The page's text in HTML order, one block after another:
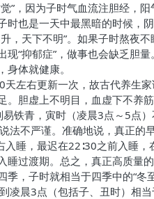
”，因为子时气血流注胆经，
时也是一天中最黑暗的时候，
，天下不明”。如果子时熬夜
现“抑郁症”，做事也会缺乏胆
身体就健康。
天左右更新一次，故古代养生
。胆虚上不明目，血虚下不养
铁青，寅时（凌晨3点～5点）
法不严谨。准确地说，真正的
入睡，最迟在22∶30之前入睡
睡过渡期。总之，真正高质量
季，子时就相当于四季中的“
凌晨3点（包括子、丑时）相